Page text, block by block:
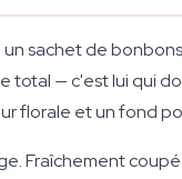
sachet de
total — c'est lui qui
florale et un fond
Fraîchement